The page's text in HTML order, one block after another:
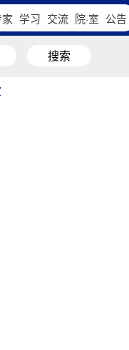
学习 交流 院·室 公告
搜索